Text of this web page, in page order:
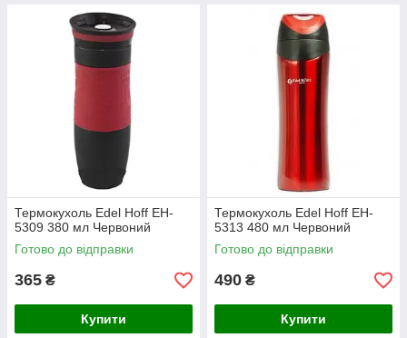
Термокухоль Edel Hoff EH-
5309 380 мл Червоний
Готово до відправки
365 ₴
Купити
Термокухоль Edel Hoff EH-
5313 480 мл Червоний
Готово до відправки
490 ₴
Купити